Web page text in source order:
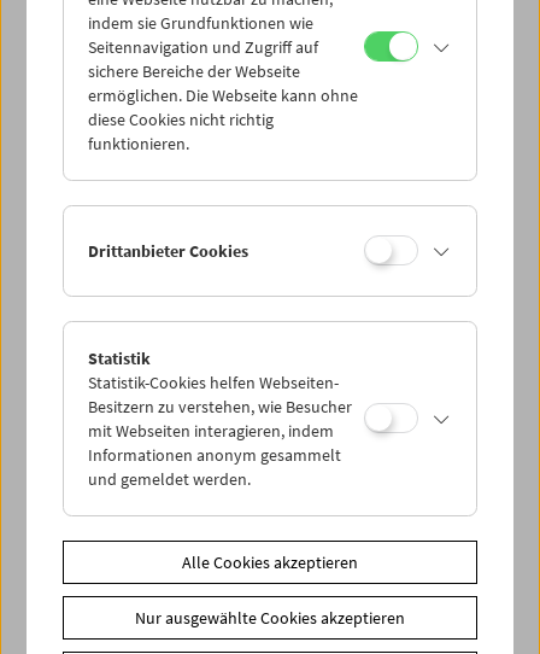
In person: Philipp Fleischmann
Kinoreal: Mark Jenkin
indem sie Grundfunktionen wie
Seitennavigation und Zugriff auf
sichere Bereiche der Webseite
ermöglichen. Die Webseite kann ohne
diese Cookies nicht richtig
funktionieren.
Drittanbieter Cookies
Statistik
Statistik-Cookies helfen Webseiten-
Besitzern zu verstehen, wie Besucher
mit Webseiten interagieren, indem
Informationen anonym gesammelt
und gemeldet werden.
Alle Cookies akzeptieren
Nur ausgewählte Cookies akzeptieren